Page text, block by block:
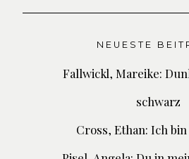
NEUESTE
Fallwickl, Mareike:
schwarz
Cross, Ethan: Ich